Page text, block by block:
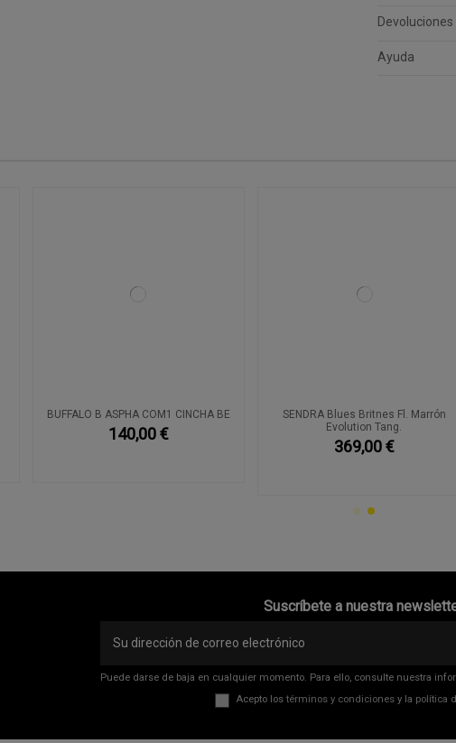
Ayuda
BUFFALO B ASPHA COM1 CINCHA BE
140,00 €
SENDRA Blues Britnes Fl. Marrón
Evolution Tang.
369,00 €
Suscríbete a nuestra
Puede darse de baja en cualquier momento. Para ello, consulte nuestra
Acepto los términos y condicionesy la política